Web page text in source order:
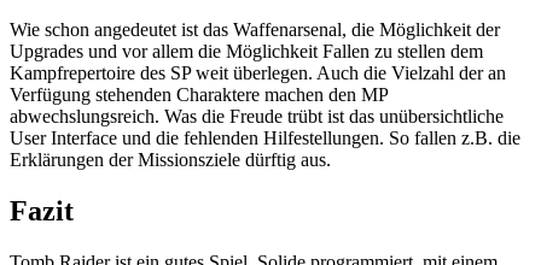
Wie schon angedeutet ist das Waffenarsenal, die Möglichkeit der
Upgrades und vor allem die Möglichkeit Fallen zu stellen dem
Kampfrepertoire des SP weit überlegen. Auch die Vielzahl der an
Verfügung stehenden Charaktere machen den MP
abwechslungsreich. Was die Freude trübt ist das unübersichtliche
User Interface und die fehlenden Hilfestellungen. So fallen z.B. die
Erklärungen der Missionsziele dürftig aus.
Fazit